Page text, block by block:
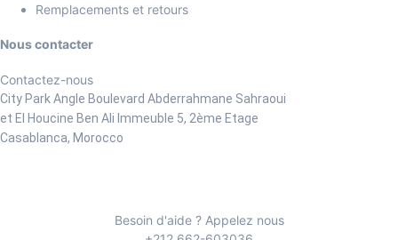
Remplacements et retours
Nous contacter
Contactez-nous
City Park Angle Boulevard Abderrahmane Sahraoui
et El Houcine Ben Ali Immeuble 5, 2ème Etage
Casablanca, Morocco
Besoin d'aide ? Appelez nous